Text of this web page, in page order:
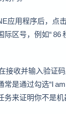
应用程序后，点
区号，例如“ 86
接收并输入验证
是通过勾选“I
来证明你不是机